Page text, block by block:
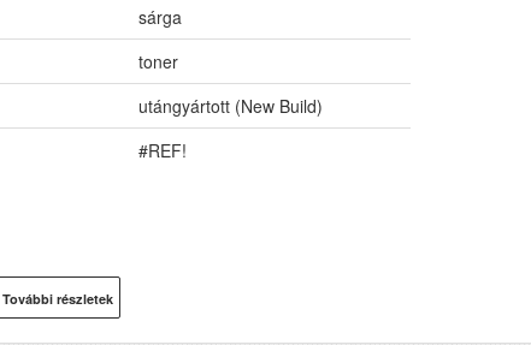
sárga
toner
utángyártott (New Build)
#REF!
További részletek